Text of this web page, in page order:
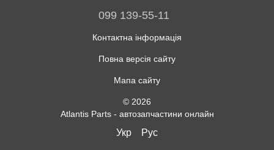
099 139-55-11
Контактна інформація
Повна версія сайту
Мапа сайту
© 2026
Atlantis Parts - автозапчастини онлайн
Укр Рус